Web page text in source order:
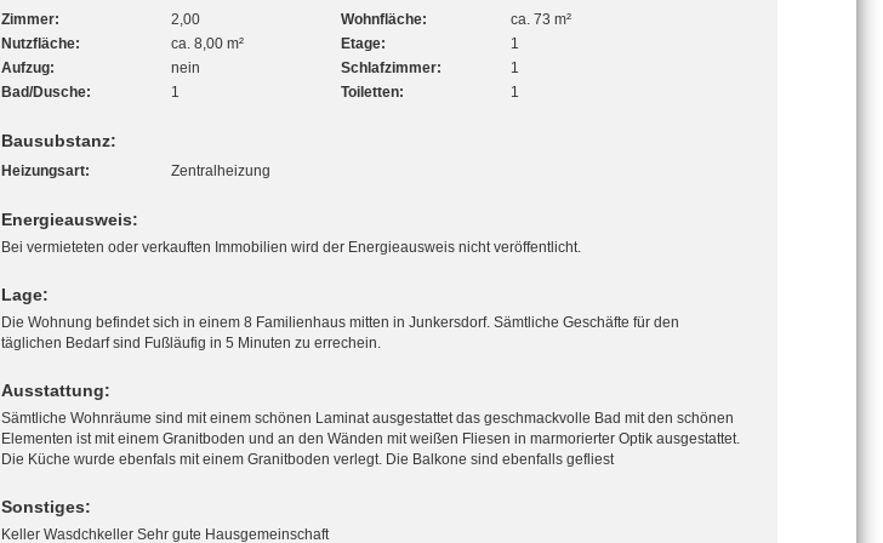
Zimmer: 2,00 Wohnfläche:
ca. 73 m²
Nutzfläche:
ca. 8,00 m² Etage:
1
Aufzug:
nein Schlafzimmer:
1
Bad/Dusche:
1 Toiletten: 1
Bausubstanz:
Heizungsart: Zentralheizung
Energieausweis:
Bei vermieteten oder verkauften Immobilien wird der Energieausweis nicht veröffentlicht.
Lage:
Die Wohnung befindet sich in einem 8 Familienhaus mitten in Junkersdorf. Sämtliche Geschäfte für den
täglichen Bedarf sind Fußläufig in 5 Minuten zu errechein.
Ausstattung:
Sämtliche Wohnräume sind mit einem schönen Laminat ausgestattet das geschmackvolle Bad mit den schönen
Elementen ist mit einem Granitboden und an den Wänden mit weißen Fliesen in marmorierter Optik ausgestattet.
Die Küche wurde ebenfals mit einem Granitboden verlegt. Die Balkone sind ebenfalls gefliest
Sonstiges:
Keller Wasdchkeller Sehr gute Hausgemeinschaft